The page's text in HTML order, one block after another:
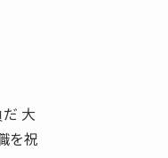
大
を祝